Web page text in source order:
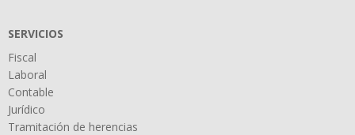
SERVICIOS
Fiscal
Laboral
Contable
Jurídico
Tramitación de herencias